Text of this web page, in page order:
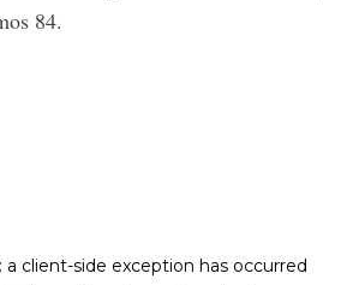
84.